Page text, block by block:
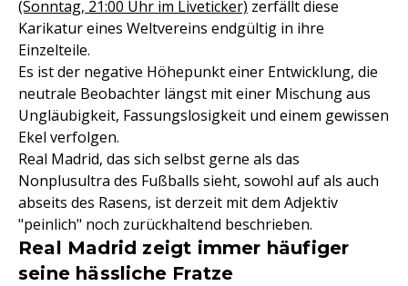
(Sonntag, 21:00 Uhr im Liveticker) zerfällt diese
Karikatur eines Weltvereins endgültig in ihre
Einzelteile.
Es ist der negative Höhepunkt einer Entwicklung, die
neutrale Beobachter längst mit einer Mischung aus
Ungläubigkeit, Fassungslosigkeit und einem gewissen
Ekel verfolgen.
Real Madrid, das sich selbst gerne als das
Nonplusultra des Fußballs sieht, sowohl auf als auch
abseits des Rasens, ist derzeit mit dem Adjektiv
"peinlich" noch zurückhaltend beschrieben.
Real Madrid zeigt immer häufiger
seine hässliche Fratze